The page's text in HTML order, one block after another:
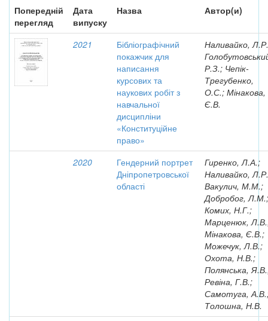
Попередній
перегляд
Дата
випуску
Назва Автор(и)
2021
Бібліографічний
покажчик для
написання
курсових та
наукових робіт з
навчальної
дисципліни
«Конституційне
право»
Наливайко,
Р.З.; Чепік-
Трегубенко,
О.С.; Мінакова,
Є.В.
2020
Гендерний портрет
Дніпропетровської
області
Гиренко, Л.А.;
Наливайко,
Вакулич, М.М.;
Добробог, Л.М.;
Комих, Н.Г.;
Марценюк,
Мінакова, Є.В.;
Можечук, Л.В.;
Охота, Н.В.;
Полянська,
Ревіна, Г.В.;
Самотуга,
Толошна, Н.В.